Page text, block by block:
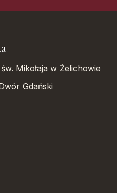
Mikołaja w Żelichowie
Gdański